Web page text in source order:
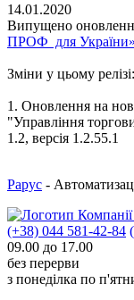
14.01.2020
Випущено
ПРОФ для України»
Зміни у цьому релізі:
1. Оновлення на
"Управління
1.2, версія 1.2.55.1
Рарус -
(+38) 044 581-42-84
09.00 до 17.00
без перерви
з понеділка по